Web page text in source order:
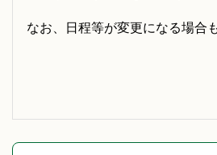
なお、日程等が変更になる場合